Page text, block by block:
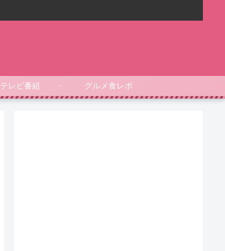
テレビ番組 グルメ食レポ